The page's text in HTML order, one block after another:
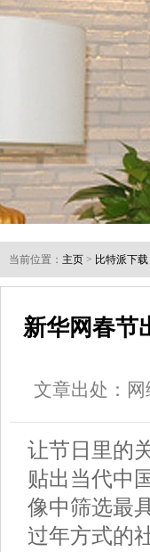
当前位置： 主页 > 比特派下载
新华网春节
文章出处：网
让节日里的
贴出当代中
像中筛选最
过年方式的